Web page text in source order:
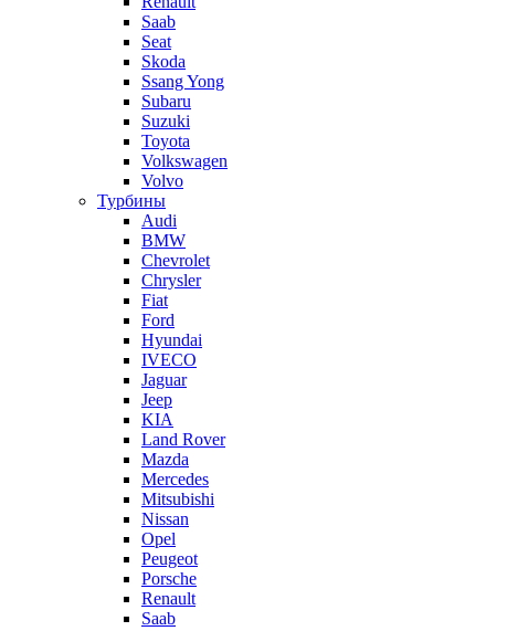
Saab
Seat
Skoda
Ssang Yong
Subaru
Suzuki
Toyota
Volkswagen
Volvo
Турбины
Audi
BMW
Chevrolet
Chrysler
Fiat
Ford
Hyundai
IVECO
Jaguar
Jeep
KIA
Land Rover
Mazda
Mercedes
Mitsubishi
Nissan
Opel
Peugeot
Porsche
Renault
Saab